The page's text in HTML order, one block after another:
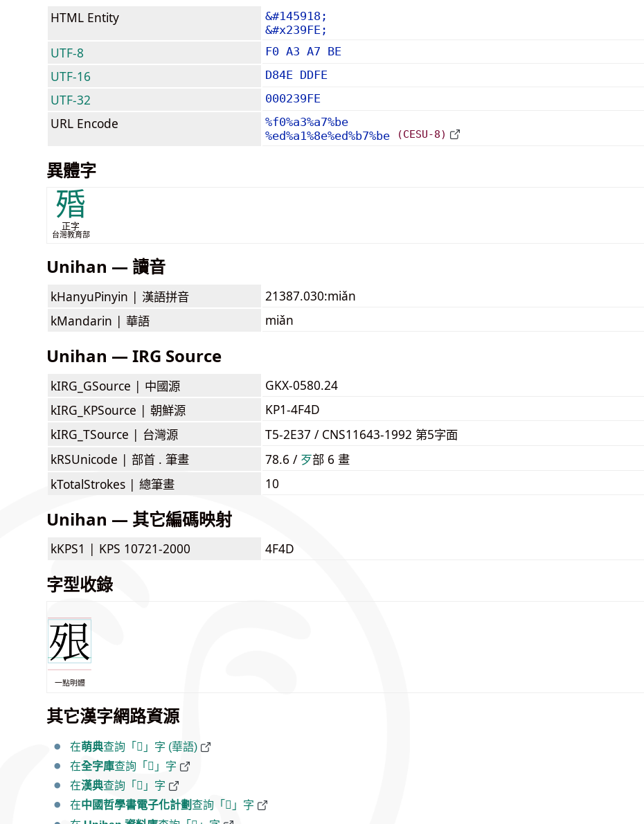
HTML Entity
&#145918;
&#x239FE;
UTF-8 F0 A3 A7 BE
UTF-16 D84E DDFE
UTF-32 000239FE
URL Encode
%f0%a3%a7%be
%ed%a1%8e%ed%b7%be
(CESU-8)
異體字
殙
正字
台灣教育部
Unihan — 讀音
kHanyuPinyin | 漢語拼音
21387.030:miǎn
kMandarin | 華語 miǎn
Unihan — IRG Source
kIRG_GSource | 中國源
GKX-0580.24
kIRG_KPSource | 朝鮮源
KP1-4F4D
kIRG_TSource | 台灣源
T5-2E37 / CNS11643-1992 第5字面
kRSUnicode | 部首 . 筆畫 78.6 / ⽍部 6 畫
kTotalStrokes | 總筆畫 10
Unihan — 其它編碼映射
kKPS1 | KPS 10721-2000 4F4D
字型收錄
一點明體
其它漢字網路資源
在萌典查詢「𣧾」字 (華語)
在全字庫查詢「𣧾」字
在漢典查詢「𣧾」字
在中國哲學書電子化計劃 查詢「𣧾」字